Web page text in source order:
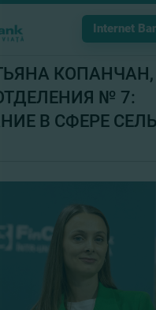
Internet
КОПАНЧАН,
№ 7:
В СФЕРЕ